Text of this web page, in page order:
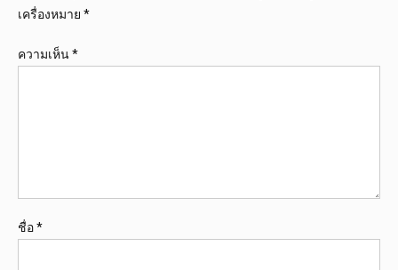
เครื่องหมาย *
ความเห็น*
ชื่อ*